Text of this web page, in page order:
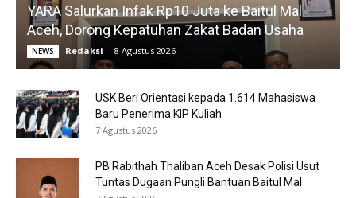
YARA Salurkan Infak Rp10 Juta ke Baitul Mal
Aceh, Dorong Kepatuhan Zakat Badan Usaha
NEWS Redaksi - 8 Agustus 2026
USK Beri Orientasi kepada 1.614 Mahasiswa
Baru Penerima KIP Kuliah
7 Agustus 2026
PB Rabithah Thaliban Aceh Desak Polisi Usut
Tuntas Dugaan Pungli Bantuan Baitul Mal